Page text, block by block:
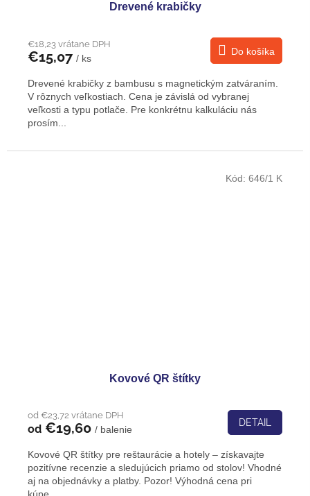
Drevené krabičky
€18,23 vrátane DPH
€15,07 / ks
Do košíka
Drevené krabičky z bambusu s magnetickým zatváraním.
V rôznych veľkostiach. Cena je závislá od vybranej
veľkosti a typu potlače. Pre konkrétnu kalkuláciu nás
prosím...
Kovové QR štítky
od €23,72 vrátane DPH
od €19,60 / balenie
DETAIL
Kovové QR štítky pre reštaurácie a hotely – získavajte
pozitívne recenzie a sledujúcich priamo od stolov! Vhodné
aj na objednávky a platby. Pozor! Výhodná cena pri
Kód: 646/1 K